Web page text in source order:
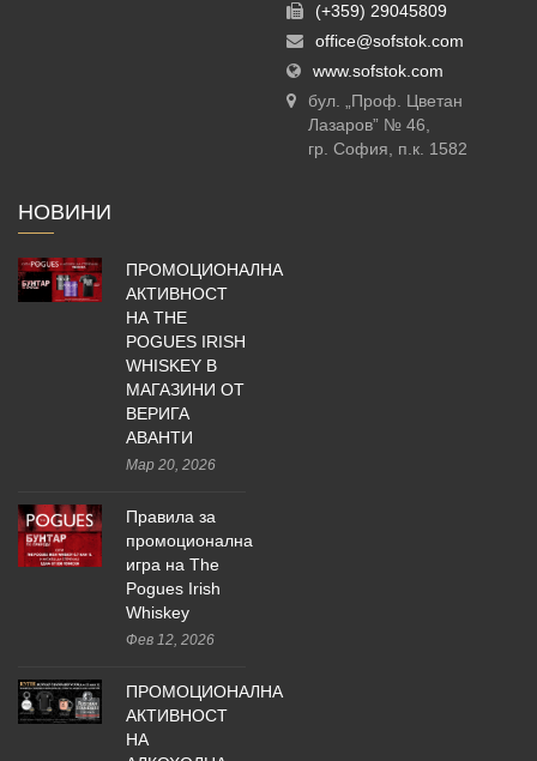
(+359) 29045809
office@sofstok.com
www.sofstok.com
бул. „Проф. Цветан
Лазаров” № 46,
гр. София, п.к. 1582
НОВИНИ
ПРОМОЦИОНАЛНА
АКТИВНОСТ
НА THE
POGUES IRISH
WHISKEY В
МАГАЗИНИ ОТ
ВЕРИГА
АВАНТИ
Мар 20, 2026
Правила за
промоционална
игра на The
Pogues Irish
Whiskey
Фев 12, 2026
ПРОМОЦИОНАЛНА
АКТИВНОСТ
НА